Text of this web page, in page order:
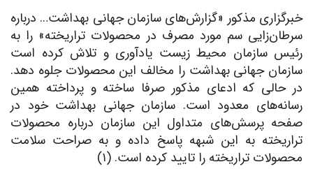
خبرگزاری مذکور «گزارش‌های سازمان جهانی بهداشت… درباره
سرطان‌زایی سم مورد مصرف در محصولات تراریخته» را به
رئیس سازمان محیط زیست یادآوری و تلاش کرده است
سازمان جهانی بهداشت را مخالف این محصولات جلوه دهد.
در حالی که ادعای مذکور صرفا ساخته و پرداخته همین
رسانه‌های معدود است. سازمان جهانی بهداشت خود در
صفحه پرسش‌های متداول این سازمان درباره محصولات
تراریخته به این شبهه پاسخ داده و به صراحت سلامت
محصولات تراریخته را تایید کرده است. (۱)